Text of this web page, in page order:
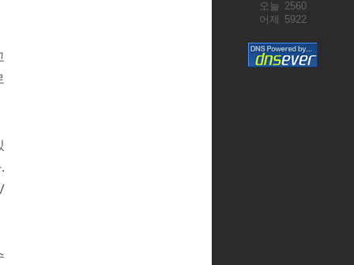
오늘 2560
어제
5922